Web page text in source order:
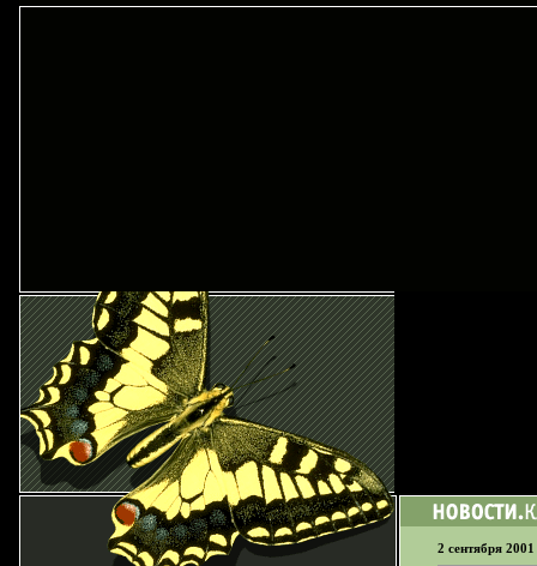
2 сентября 2001